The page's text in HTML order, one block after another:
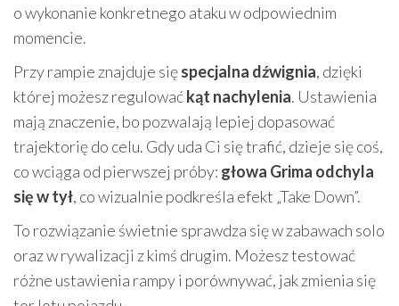
o wykonanie konkretnego ataku w odpowiednim
momencie.
Przy rampie znajduje sięspecjalna dźwignia, dzięki
której możesz regulowaćkąt nachylenia. Ustawienia
mają znaczenie, bo pozwalają lepiej dopasować
trajektorię do celu. Gdy uda Ci się trafić, dzieje się coś,
co wciąga od pierwszej próby: głowa Grima odchyla
się w tył, co wizualnie podkreśla efekt „Take Down”.
To rozwiązanie świetnie sprawdza się w zabawach solo
oraz w rywalizacji z kimś drugim. Możesz testować
różne ustawienia rampy i porównywać, jak zmienia się